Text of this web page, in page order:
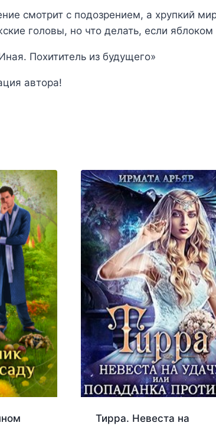
смотрит с подозрением, а хрупкий
головы, но что делать, если
Похититель из будущего»
автора!
Тирра. Невеста на